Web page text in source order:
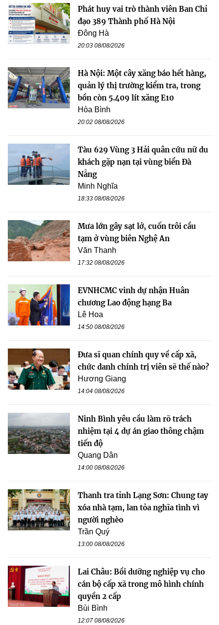
Phát huy vai trò thành viên Ban Chỉ
đạo 389 Thành phố Hà Nội
Đông Hà
20:03 08/08/2026
Hà Nội: Một cây xăng báo hết hàng,
quản lý thị trường kiểm tra, trong
bồn còn 5.409 lít xăng E10
Hòa Bình
20:02 08/08/2026
Tàu 629 Vùng 3 Hải quân cứu nữ du
khách gặp nạn tại vùng biển Đà
Nẵng
Minh Nghĩa
18:33 08/08/2026
Mưa lớn gây sạt lở, cuốn trôi cầu
tạm ở vùng biên Nghệ An
Văn Thanh
17:32 08/08/2026
EVNHCMC vinh dự nhận Huân
chương Lao động hạng Ba
Lê Hoa
14:50 08/08/2026
Đưa sĩ quan chính quy về cấp xã,
chức danh chính trị viên sẽ thế nào?
Hương Giang
14:04 08/08/2026
Ninh Bình yêu cầu làm rõ trách
nhiệm tại 4 dự án giao thông chậm
tiến độ
Quang Dân
14:00 08/08/2026
Thanh tra tỉnh Lạng Sơn: Chung tay
xóa nhà tạm, lan tỏa nghĩa tình vì
người nghèo
Trần Quý
13:00 08/08/2026
Lai Châu: Bồi dưỡng nghiệp vụ cho
cán bộ cấp xã trong mô hình chính
quyền 2 cấp
Bùi Bình
12:07 08/08/2026